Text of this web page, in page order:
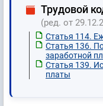
Трудовой
(ред. от
Статья 114.
Статья 136.
заработной
Статья 139.
платы